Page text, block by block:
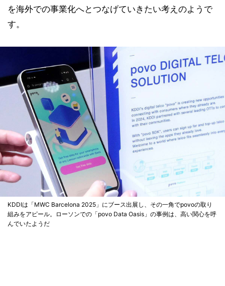
を海外での事業化へとつなげていきたい考えのようで
す。
KDDIは「MWC Barcelona 2025」にブース出展し、その一角でpovoの取り
組みをアピール。ローソンでの「povo Data Oasis」の事例は、高い関心を呼
んでいたようだ